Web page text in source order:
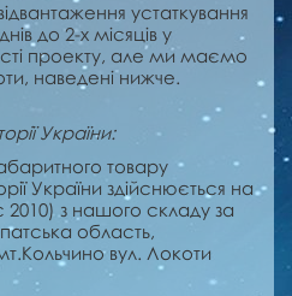
устаткування
до 2-х місяців у
проекту, але ми маємо
наведені нижче.
України:
товару
України здійснюється на
2010) з нашого складу за
область,
вул. Локоти